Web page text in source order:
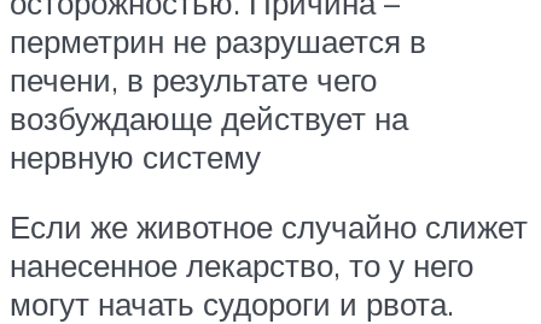
перметрин не разрушается в
печени, в результате чего
возбуждающе действует на
нервную систему
Если же животное случайно слижет
нанесенное лекарство, то у него
могут начать судороги и рвота.